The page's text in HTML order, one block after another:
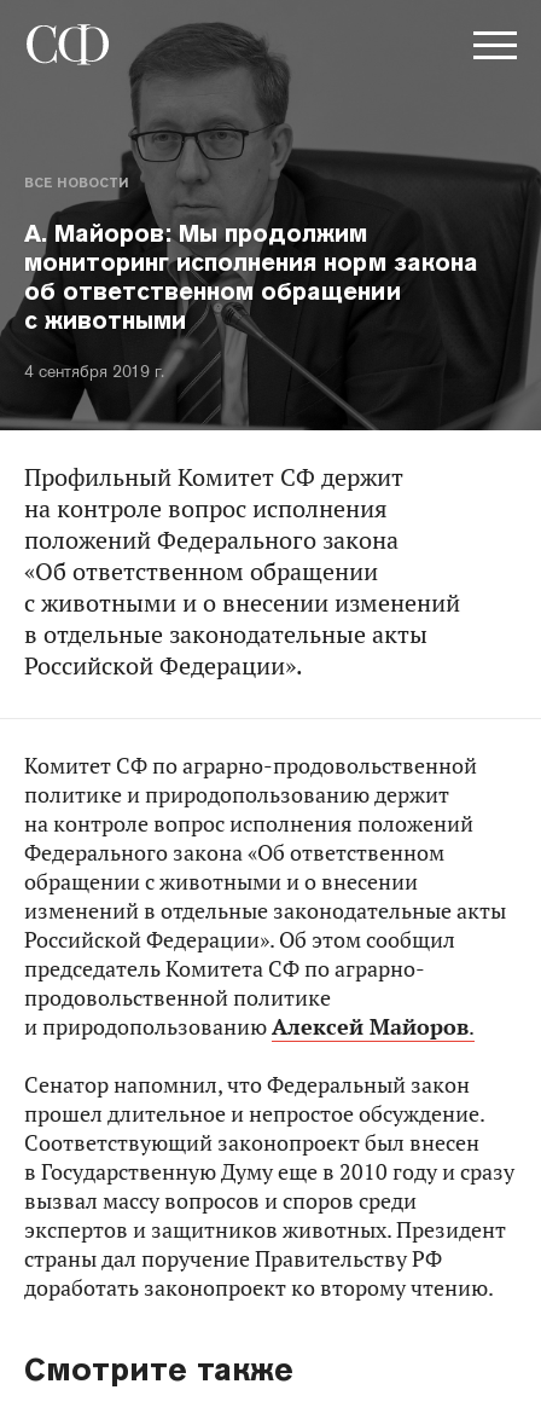
ВСЕ НОВОСТИ
А. Майоров: Мы продолжим
мониторинг исполнения норм закона
об ответственном обращении
с животными
4 сентября 2019 г.
Профильный Комитет СФ держит
на контроле вопрос исполнения
положений Федерального закона
«Об ответственном обращении
с животными и о внесении изменений
в отдельные законодательные акты
Российской Федерации».
Комитет СФ по аграрно-продовольственной
политике и природопользованию держит
на контроле вопрос исполнения положений
Федерального закона «Об ответственном
обращении с животными и о внесении
изменений в отдельные законодательные акты
Российской Федерации». Об этом сообщил
председатель Комитета СФ по аграрно-
продовольственной политике
и природопользованиюАлексей Майоров.
Сенатор напомнил, что Федеральный закон
прошел длительное и непростое обсуждение.
Соответствующий законопроект был внесен
в Государственную Думу еще в 2010 году и сразу
вызвал массу вопросов и споров среди
экспертов и защитников животных. Президент
страны дал поручение Правительству РФ
доработать законопроект ко второму чтению.
Смотрите также